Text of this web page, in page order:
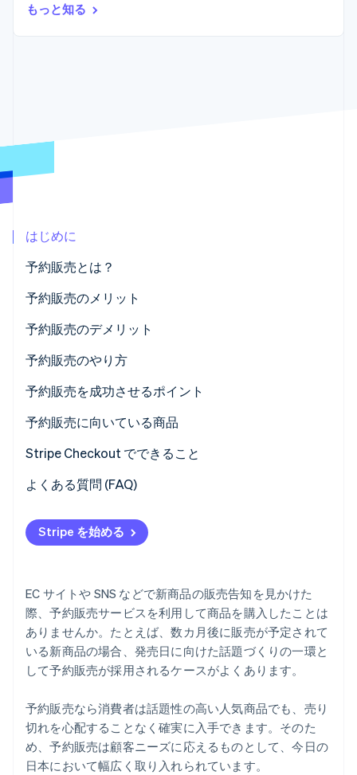
Atlas
オンライン本人確認
Stripe Sessions 2026
ご覧ください。
もっと知る
はじめに
予約販売とは？
受注生産との違い
予約販売のメリット
売上を予測しやすい
在庫切れでもサイト離脱を避けられる
季節商品の販売機会を最大化できる
予約販売のデメリット
業務負担が増えるためミスが生じやすい
キャンセル発生のリスクがある
支払いトラブルのリスクがある
予約販売のやり方
特設ページの作成
一元管理システムの導入
支払い方法の選定
予約の開始・締切日時を設定
予約確認メールの配信設定
予約販売を成功させるポイント
事前告知による集客
予約特典の用意
顧客との継続的なコミュニケーション
快適な決済体験の提供
予約販売に向いている商品
話題性の高い新商品
希少性の高い限定商品
季節性の高い商品
入荷時期が決まっている商品
Stripe Checkout でできること
よくある質問 (FAQ)
Stripe を始める
EC サイトや SNS などで新商品の販売告知を見かけた
際、予約販売サービスを利用して商品を購入したことは
ありませんか。たとえば、数カ月後に販売が予定されて
いる新商品の場合、発売日に向けた話題づくりの一環と
して予約販売が採用されるケースがよくあります。
予約販売なら消費者は話題性の高い人気商品でも、売り
切れを心配することなく確実に入手できます。そのた
め、予約販売は顧客ニーズに応えるものとして、今日の
日本において幅広く取り入れられています。